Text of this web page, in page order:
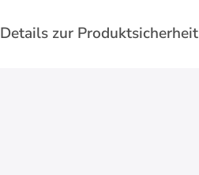
Details zur Produktsicherheit